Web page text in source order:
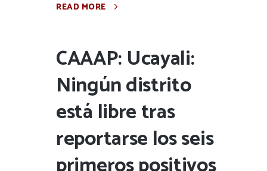
READ MORE
CAAAP: Ucayali:
Ningún distrito
está libre tras
reportarse los seis